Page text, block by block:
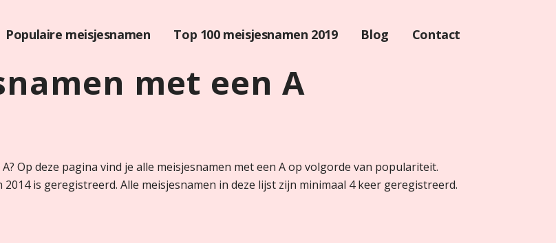
Populaire meisjesnamen Top 100 meisjesnamen 2019 Blog Contact
met een A
Op deze pagina vind je alle meisjesnamen met een A op volgorde van populariteit.
is geregistreerd. Alle meisjesnamen in deze lijst zijn minimaal 4 keer geregistreerd.